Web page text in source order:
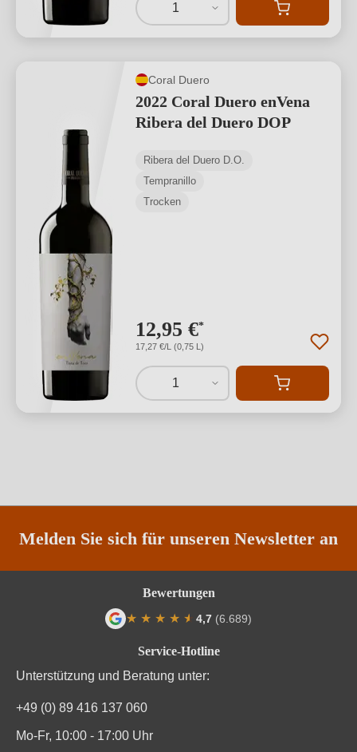
1
Coral Duero
2022 Coral Duero enVena
Ribera del Duero DOP
Ribera del Duero D.O.
Tempranillo
Trocken
12,95 €*
17,27 €/L (0,75 L)
1
Melden Sie sich für unseren Newsletter an
Service-Hotline
Unterstützung und Beratung unter:
+49 (0) 89 416 137 060
Mo-Fr, 10:00 - 17:00 Uhr
Bewertungen
★ ★ ★ ★ ★
★ 4,7 (6.689)